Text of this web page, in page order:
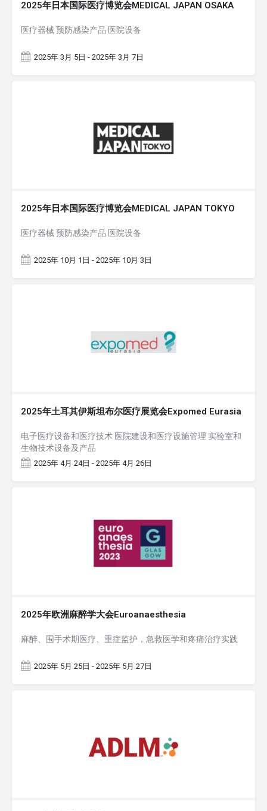
2025年日本国际医疗博览会MEDICAL JAPAN OSAKA
医疗器械 预防感染产品 医院设备
2025年 3月 5日 - 2025年 3月 7日
2025年日本国际医疗博览会MEDICAL JAPAN TOKYO
医疗器械 预防感染产品 医院设备
2025年 10月 1日 - 2025年 10月 3日
2025年土耳其伊斯坦布尔医疗展览会Expomed Eurasia
电子医疗设备和医疗技术 医院建设和医疗设施管理 实验室和
生物技术设备及产品
2025年 4月 24日 - 2025年 4月 26日
2025年欧洲麻醉学大会Euroanaesthesia
麻醉、围手术期医疗、重症监护，急救医学和疼痛治疗实践
2025年 5月 25日 - 2025年 5月 27日